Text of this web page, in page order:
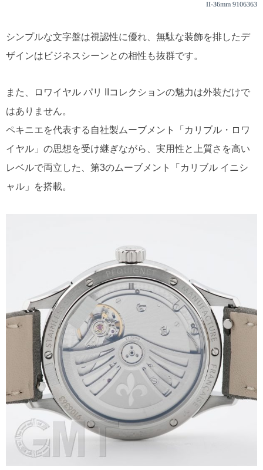
II-36mm 9106363
シンプルな文字盤は視認性に優れ、無駄な装飾を排したデ
ザインはビジネスシーンとの相性も抜群です。
また、ロワイヤル パリ IIコレクションの魅力は外装だけで
はありません。
ペキニエを代表する自社製ムーブメント「カリブル・ロワ
イヤル」の思想を受け継ぎながら、実用性と上質さを高い
レベルで両立した、第3のムーブメント「カリブル イニシ
ャル」を搭載。